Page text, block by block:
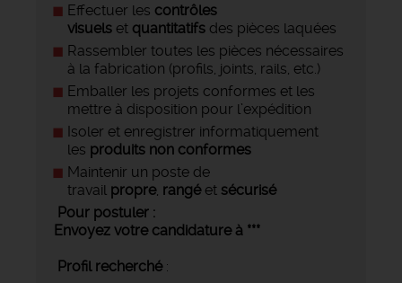
Effectuer les contrôles
visuels et quantitatifs des pièces laquées
Rassembler toutes les pièces nécessaires
à la fabrication (profils, joints, rails, etc.)
Emballer les projets conformes et les
mettre à disposition pour l’expédition
Isoler et enregistrer informatiquement
les produits non conformes
Maintenir un poste de
travail propre, rangéet sécurisé
Pour postuler :
Envoyez votre candidature à ***
Profil recherché: